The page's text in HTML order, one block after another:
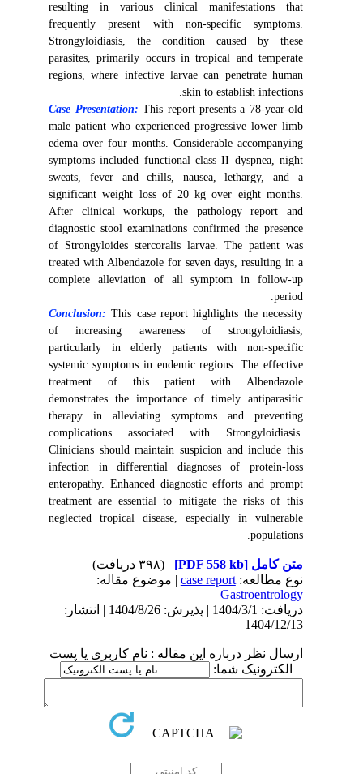
resulting in various clinical manifestations that
frequently present with non-specific symptoms.
Strongyloidiasis, the condition caused by these
parasites, primarily occurs in tropical and temperate
regions, where infective larvae can penetrate human
skin to establish infections.
Case Presentation:This report presents a 78-year-old
male patient who experienced progressive lower limb
edema over four months. Considerable accompanying
symptoms included functional class II dyspnea, night
sweats, fever and chills, nausea, lethargy, and a
significant weight loss of 20 kg over eight months.
After clinical workups, the pathology report and
diagnostic stool examinations confirmed the presence
of Strongyloides stercoralis larvae. The patient was
treated with Albendazole for seven days, resulting in a
complete alleviation of all symptom in follow-up
period.
Conclusion: This case report highlights the necessity
of increasing awareness of strongyloidiasis,
particularly in elderly patients with non-specific
systemic symptoms in endemic regions. The effective
treatment of this patient with Albendazole
demonstrates the importance of timely antiparasitic
therapy in alleviating symptoms and preventing
complications associated with Strongyloidiasis.
Clinicians should maintain suspicion and include this
infection in differential diagnoses of protein-loss
enteropathy. Enhanced diagnostic efforts and prompt
treatment are essential to mitigate the risks of this
neglected tropical disease, especially in vulnerable
populations.
متن کامل[PDF 558 kb]
نوع مطالعه:case report| موضوع مقاله:
Gastroentrology
دریافت: 1404/3/1 | پذیرش: 1404/8/26 | انتشار:
1404/12/13
ارسال نظر درباره این مقاله : نام کاربری یا پست
الکترونیک شما: